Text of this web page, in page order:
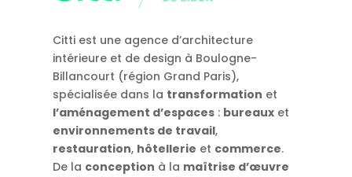
Citti est une agence d’architecture
intérieure et de design à Boulogne-
Billancourt (région Grand Paris),
spécialisée dans la transformation et
l’aménagement d’espaces : bureaux et
environnements de travail,
restauration, hôtellerie et commerce.
De la conception à la maîtrise d’œuvre